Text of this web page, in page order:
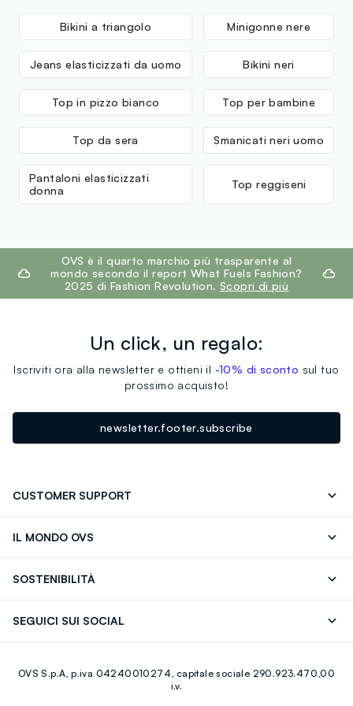
Fornitore di prodotto finito
Bikini a triangolo Minigonne nere
Jeans elasticizzati da uomo Bikini neri
Top in pizzo bianco Top per bambine
Top da sera Smanicati neri uomo
Pantaloni elasticizzati
donna
Top reggiseni
footer.ariatitleOVS è il quarto marchio più trasparente al
mondo secondo il report What Fuels Fashion?
2025 di Fashion Revolution. Scopri di più
Un click, un regalo:
Iscriviti ora alla newsletter e ottieni il -10% di sconto sul tuo
prossimo acquisto!
newsletter.footer.subscribe
CUSTOMER SUPPORT
IL MONDO OVS
Giftcard
SOSTENIBILITÀ
SEGUICI SUI SOCIAL
Youtube Linkedin
OVS S.p.A, p.iva 04240010274, capitale sociale 290.923.470,00
i.v.